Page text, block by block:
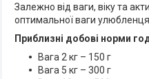
Залежно від ваги, віку та
оптимальної ваги улюбленця
Приблизні добові норми
Вага 2 кг – 150 г
Вага 5 кг – 300 г